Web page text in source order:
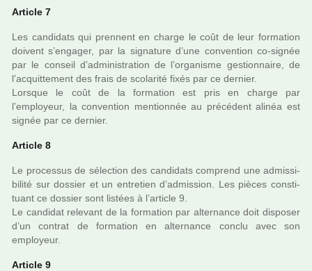
Article 7
Les can­di­dats qui pren­nent en charge le coût de leur for­ma­tion
doi­vent s’enga­ger, par la signa­ture d’une conven­tion co-signée
par le conseil d’admi­nis­tra­tion de l’orga­nisme ges­tion­naire, de
l’acquit­te­ment des frais de sco­la­rité fixés par ce der­nier.
Lorsque le coût de la for­ma­tion est pris en charge par
l’employeur, la conven­tion men­tion­née au pré­cé­dent alinéa est
signée par ce der­nier.
Article 8
Le pro­ces­sus de sélec­tion des can­di­dats com­prend une admis­si­
bi­lité sur dos­sier et un entre­tien d’admis­sion. Les pièces cons­ti­
tuant ce dos­sier sont lis­tées à l’arti­cle 9.
Le can­di­dat rele­vant de la for­ma­tion par alter­nance doit dis­po­ser
d’un contrat de for­ma­tion en alter­nance conclu avec son
employeur.
Article 9